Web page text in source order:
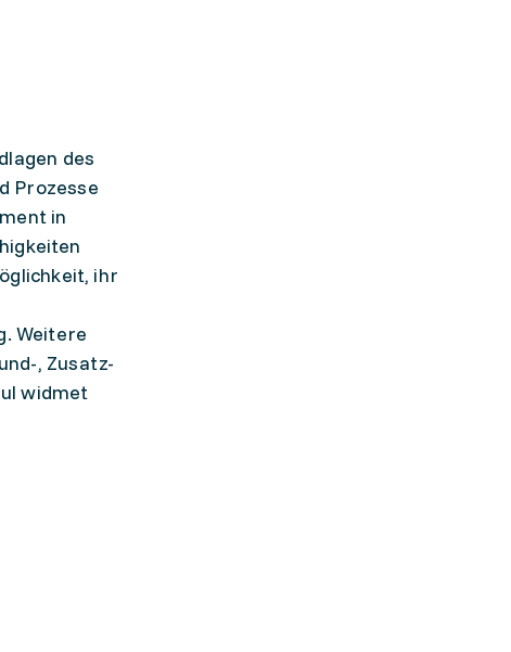
des
Prozesse
in
ihr
Weitere
, Zusatz-
widmet